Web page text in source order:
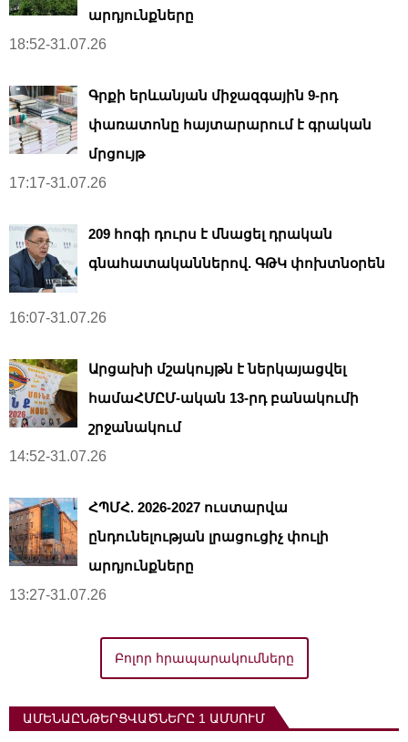
արդյունքները
18:52-31.07.26
Գրքի երևանյան միջազգային 9-րդ
փառատոնը հայտարարում է գրական
մրցույթ
17:17-31.07.26
209 հոգի դուրս է մնացել դրական
գնահատականներով. ԳԹԿ փոխտնօրեն
16:07-31.07.26
Արցախի մշակույթն է ներկայացվել
համաՀՄԸՄ-ական 13-րդ բանակումի
շրջանակում
14:52-31.07.26
ՀՊՄՀ. 2026-2027 ուստարվա
ընդունելության լրացուցիչ փուլի
արդյունքները
13:27-31.07.26
Բոլոր հրապարակումները
ԱՄԵՆԱԸՆԹԵՐՑՎԱԾՆԵՐԸ 1 ԱՄՍՈՒՄ